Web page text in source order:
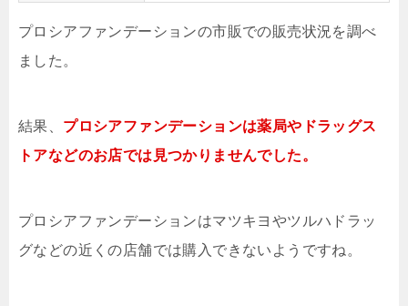
プロシアファンデーションの市販での販売状況を調べ
ました。
結果、 プロシアファンデーションは薬局やドラッグス
トアなどのお店では見つかりませんでした。
プロシアファンデーションはマツキヨやツルハドラッ
グなどの近くの店舗では購入できないようですね。